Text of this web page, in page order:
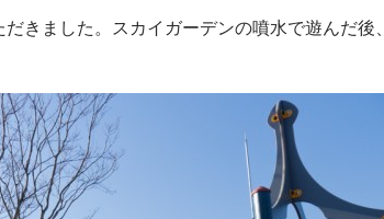
だきました。スカイガーデンの噴水で遊んだ後、